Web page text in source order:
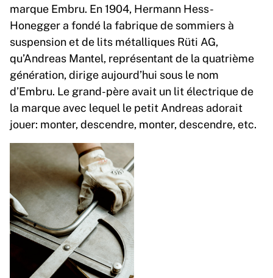
marque Embru. En 1904, Hermann Hess-
Honegger a fondé la fabrique de sommiers à
suspension et de lits métalliques Rüti AG,
qu’Andreas Mantel, représentant de la quatrième
génération, dirige aujourd’hui sous le nom
d’Embru. Le grand-père avait un lit électrique de
la marque avec lequel le petit Andreas adorait
jouer: monter, descendre, monter, descendre, etc.